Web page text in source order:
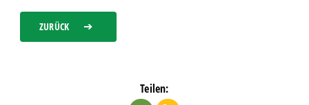
ZURÜCK
Teilen: